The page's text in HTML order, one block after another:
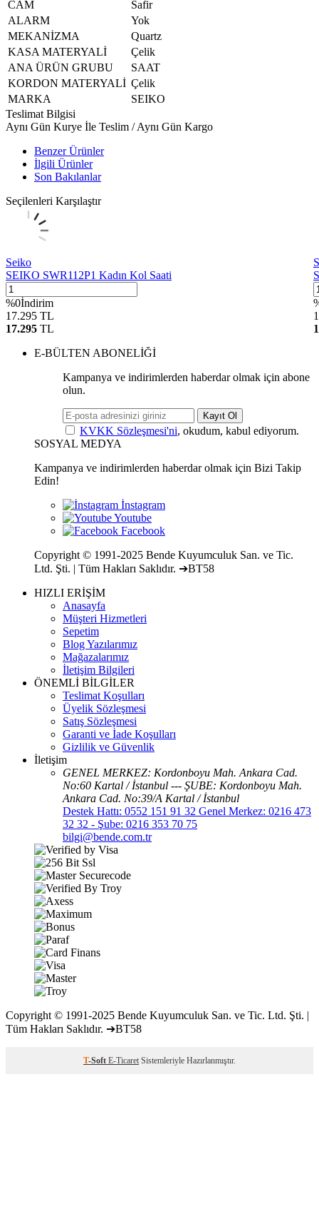
CAM
Safir
ALARM
Yok
MEKANİZMA
Quartz
KASA MATERYALİ
Çelik
ANA ÜRÜN GRUBU
SAAT
KORDON MATERYALİ Çelik
MARKA
SEIKO
Teslimat Bilgisi
Aynı Gün Kurye İle Teslim / Aynı Gün Kargo
Benzer Ürünler
İlgili Ürünler
Son Bakılanlar
Seçilenleri Karşılaştır
Seiko
SEIKO SWR112P1 Kadın Kol Saati
%0İndirim
17.295 TL
17.295 TL
E-BÜLTEN ABONELİĞİ
Kampanya ve indirimlerden haberdar olmak için abone
olun.
Kayıt Ol
KVKK Sözleşmesi'ni, okudum, kabul ediyorum.
SOSYAL MEDYA
Kampanya ve indirimlerden haberdar olmak için Bizi Takip
Edin!
Copyright © 1991-2025 Bende Kuyumculuk San. ve Tic.
Ltd. Şti. | Tüm Hakları Saklıdır. ➔BT58
HIZLI ERİŞİM
Anasayfa
Müşteri Hizmetleri
Sepetim
Blog Yazılarımız
Mağazalarımız
İletişim Bilgileri
ÖNEMLİ BİLGİLER
Teslimat Koşulları
Üyelik Sözleşmesi
Satış Sözleşmesi
Garanti ve İade Koşulları
Gizlilik ve Güvenlik
İletişim
GENEL MERKEZ: Kordonboyu Mah. Ankara Cad.
No:60 Kartal / İstanbul --- ŞUBE: Kordonboyu Mah.
Ankara Cad. No:39/A Kartal / İstanbul
Destek Hattı: 0552 151 91 32 Genel Merkez: 0216 473
32 32 - Şube: 0216 353 70 75
bilgi@bende.com.tr
Copyright © 1991-2025 Bende Kuyumculuk San. ve Tic. Ltd. Şti. |
Tüm Hakları Saklıdır. ➔BT58
T-Soft E-Ticaret Sistemleriyle Hazırlanmıştır.